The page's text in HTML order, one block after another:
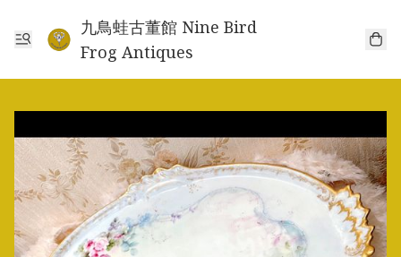
九鳥蛙古董館 Nine Bird
Frog Antiques